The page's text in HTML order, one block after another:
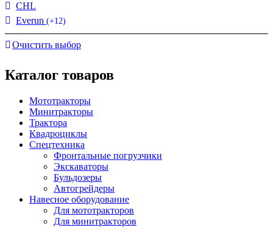
CHL
Everun (+12)
Очистить выбор
Каталог товаров
Мототракторы
Минитракторы
Трактора
Квадроциклы
Спецтехника
Фронтальные погрузчики
Экскаваторы
Бульдозеры
Автогрейдеры
Навесное оборудование
Для мототракторов
Для минитракторов